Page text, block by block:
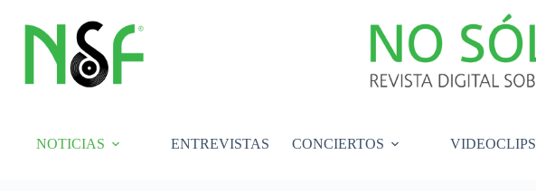
contenido
NOTICIAS ENTREVISTAS CONCIERTOS VIDEOCLIPS